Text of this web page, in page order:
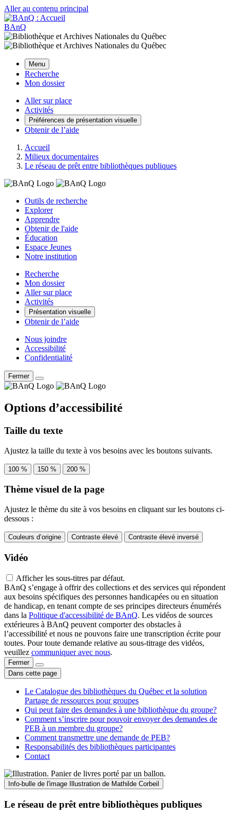
Aller au contenu principal
BAnQ
Menu
Recherche
Mon dossier
Aller sur place
Activités
Préférences de présentation visuelle
Obtenir de l’aide
Accueil
Milieux documentaires
Le réseau de prêt entre bibliothèques publiques
Outils de recherche
Explorer
Apprendre
Obtenir de l'aide
Éducation
Espace Jeunes
Notre institution
Recherche
Mon dossier
Aller sur place
Activités
Présentation visuelle
Obtenir de l’aide
Nous joindre
Accessibilité
Confidentialité
Fermer
Options d’accessibilité
Taille du texte
Ajustez la taille du texte à vos besoins avec les boutons suivants.
100 % 150 % 200 %
Thème visuel de la page
Ajustez le thème du site à vos besoins en cliquant sur les boutons ci-
dessous :
Couleurs d’origine Contraste élevé Contraste élevé inversé
Vidéo
Afficher les sous-titres par défaut.
BAnQ s’engage à offrir des collections et des services qui répondent
aux besoins spécifiques des personnes handicapées ou en situation
de handicap, en tenant compte de ses principes directeurs énumérés
dans la Politique d'accessibilité de BAnQ. Les vidéos de sources
extérieures à BAnQ peuvent comporter des obstacles à
l’accessibilité et nous ne pouvons faire une transcription écrite pour
toutes. Pour toute demande relative au sous-titrage des vidéos,
veuillez communiquer avec nous.
Fermer
Dans cette page
Le Catalogue des bibliothèques du Québec et la solution
Partage de ressources pour groupes
Qui peut faire des demandes à une bibliothèque du groupe?
Comment s’inscrire pour pouvoir envoyer des demandes de
PEB à un membre du groupe?
Comment transmettre une demande de PEB?
Responsabilités des bibliothèques participantes
Contact
Info-bulle de l'image Illustration de Mathilde Corbeil
Le réseau de prêt entre bibliothèques publiques